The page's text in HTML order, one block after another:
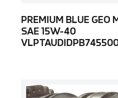
PREMIUM BLUE GEO
SAE 15W-40